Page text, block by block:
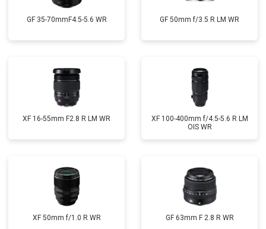
GF 35-70mmF4.5-5.6 WR GF 50mm f/3.5 R LM WR
XF 16-55mm F2.8 R LM WR
XF 100-400mm f/4.5-5.6 R LM
OIS WR
XF 50mm f/1.0 R WR GF 63mm F 2.8 R WR